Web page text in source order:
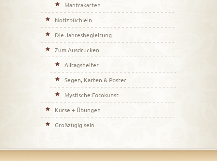
Mantrakarten
Notizbüchlein
Die Jahresbegleitung
Zum Ausdrucken
Alltagshelfer
Segen, Karten & Poster
Mystische Fotokunst
Kurse + Übungen
Großzügig sein